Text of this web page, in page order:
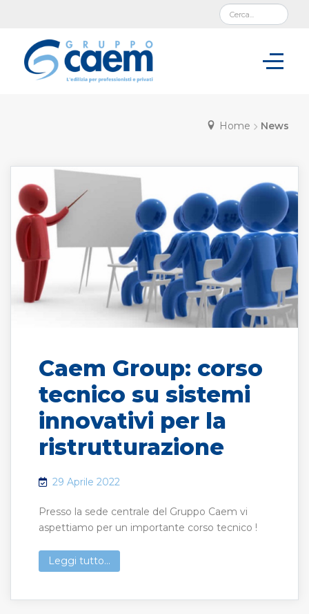
Home News
Caem Group: corso
tecnico su sistemi
innovativi per la
ristrutturazione
29 Aprile 2022
Presso la sede centrale del Gruppo Caem vi
aspettiamo per un importante corso tecnico !
Leggi tutto...